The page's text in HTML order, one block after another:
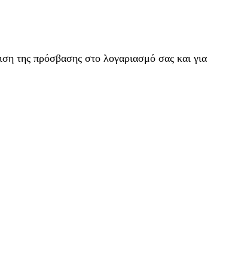
της πρόσβασης στο λογαριασμό σας και για